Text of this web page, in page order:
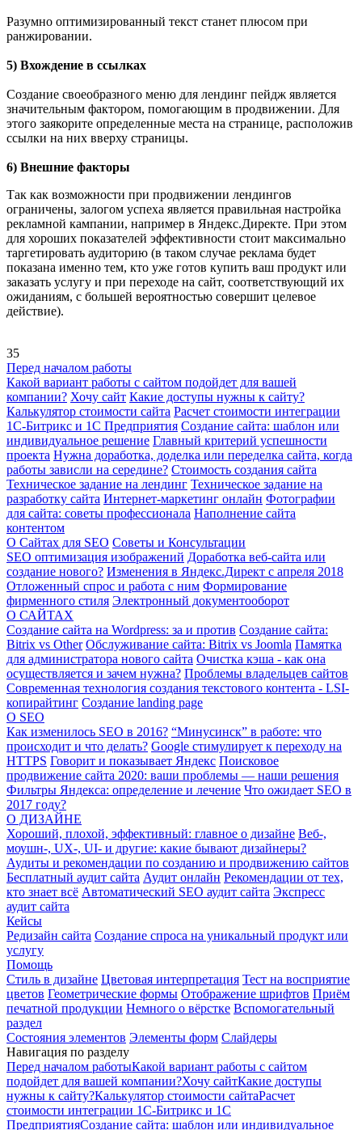
Разумно оптимизированный текст станет плюсом при
ранжировании.
5) Вхождение в ссылках
Создание своеобразного меню для лендинг пейдж является
значительным фактором, помогающим в продвижении. Для
этого заякорите определенные места на странице, расположив
ссылки на них вверху страницы.
6) Внешние факторы
Так как возможности при продвижении лендингов
ограничены, залогом успеха является правильная настройка
рекламной кампании, например в Яндекс.Директе. При этом
для хороших показателей эффективности стоит максимально
таргетировать аудиторию (в таком случае реклама будет
показана именно тем, кто уже готов купить ваш продукт или
заказать услугу и при переходе на сайт, соответствующий их
ожиданиям, с большей вероятностью совершит целевое
действие).
35
Перед началом работы
Какой вариант работы с сайтом подойдет для вашей
компании? Хочу сайт Какие доступы нужны к сайту?
Калькулятор стоимости сайта Расчет стоимости интеграции
1С-Битрикс и 1С Предприятия Создание сайта: шаблон или
индивидуальное решение Главный критерий успешности
проекта Нужна доработка, доделка или переделка сайта, когда
работы зависли на середине? Стоимость создания сайта
Техническое задание на лендинг Техническое задание на
разработку сайта Интернет-маркетинг онлайн Фотографии
для сайта: советы профессионала Наполнение сайта
контентом
О Сайтах для SEO Советы и Консультации
SEO оптимизация изображений Доработка веб-сайта или
создание нового? Изменения в Яндекс.Директ с апреля 2018
Отложенный спрос и работа с ним Формирование
фирменного стиля Электронный документооборот
О САЙТАХ
Создание сайта на Wordpress: за и против Создание сайта:
Bitrix vs Other Обслуживание сайта: Bitrix vs Joomla Памятка
для администратора нового сайта Очистка кэша - как она
осуществляется и зачем нужна? Проблемы владельцев сайтов
Современная технология создания текстового контента - LSI-
копирайтинг Создание landing page
О SEO
Как изменилось SEO в 2016? “Минусинск” в работе: что
происходит и что делать? Google стимулирует к переходу на
HTTPS Говорит и показывает Яндекс Поисковое
продвижение сайта 2020: ваши проблемы — наши решения
Фильтры Яндекса: определение и лечение Что ожидает SEO в
2017 году?
О ДИЗАЙНЕ
Хороший, плохой, эффективный: главное о дизайне Веб-,
моушн-, UX-, UI- и другие: какие бывают дизайнеры?
Аудиты и рекомендации по созданию и продвижению сайтов
Бесплатный аудит сайта Аудит онлайн Рекомендации от тех,
кто знает всё Автоматический SEO аудит сайта Экспресс
аудит сайта
Кейсы
Редизайн сайта Создание спроса на уникальный продукт или
услугу
Помощь
Стиль в дизайне Цветовая интерпретация Тест на восприятие
цветов Геометрические формы Отображение шрифтов Приём
печатной продукции Немного о вёрстке Вспомогательный
раздел
Состояния элементов Элементы форм Слайдеры
Навигация по разделу
Перед началом работыКакой вариант работы с сайтом
подойдет для вашей компании?Хочу сайтКакие доступы
нужны к сайту?Калькулятор стоимости сайтаРасчет
стоимости интеграции 1С-Битрикс и 1С
ПредприятияСоздание сайта: шаблон или индивидуальное